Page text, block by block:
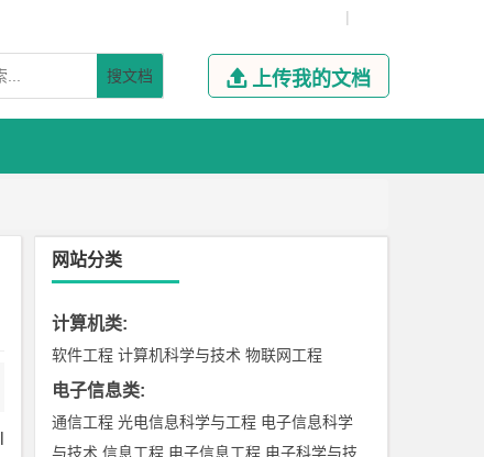
|
搜文档  上传我的文档
网站分类
计算机类:
软件工程 计算机科学与技术 物联网工程
电子信息类:
通信工程 光电信息科学与工程 电子信息科学
与技术 信息工程 电子信息工程 电子科学与技